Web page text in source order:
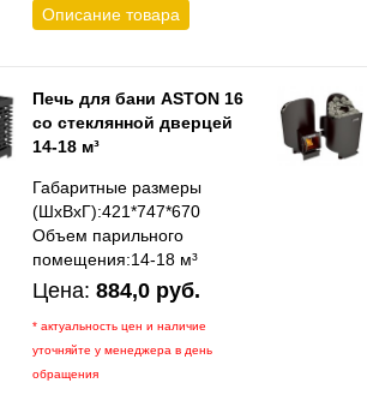
Описание товара
Печь для бани ASTON 16
со стеклянной дверцей
14-18 м³
Габаритные размеры
(ШхВхГ):421*747*670
Объем парильного
помещения:14-18 м³
Цена:884,0 руб.
* актуальность цен и наличие
уточняйте у менеджера в день
обращения